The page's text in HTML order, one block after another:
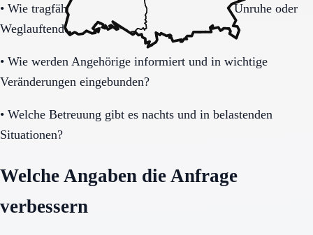
• Wie tragfähig ist das Sicherheitskonzept bei Unruhe oder
Weglauftendenz?
• Wie werden Angehörige informiert und in wichtige
Veränderungen eingebunden?
• Welche Betreuung gibt es nachts und in belastenden
Situationen?
Welche Angaben die Anfrage
verbessern